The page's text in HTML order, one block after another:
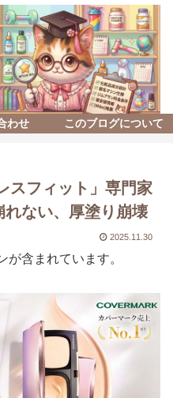
わせ このブログについて
スフィット」専門家
ない、厚塗り崩壊
2025.11.30
含まれています。